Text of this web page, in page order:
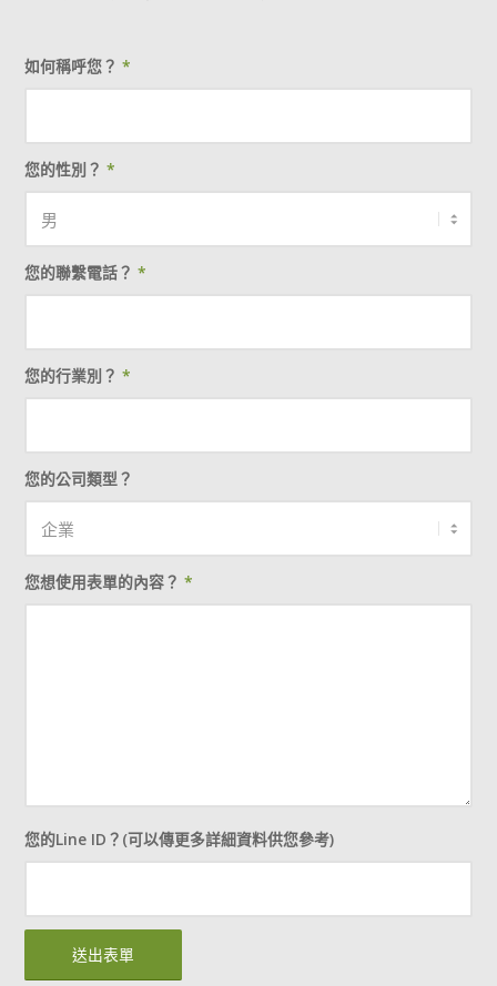
如何稱呼您？*
您的性別？*
您的聯繫電話？*
您的行業別？*
您的公司類型？
您想使用表單的內容？*
您的Line ID？(可以傳更多詳細資料供您參考)